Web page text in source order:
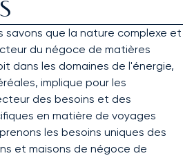
savons que la nature complexe et
du négoce de matières
dans les domaines de l'énergie,
implique pour les
des besoins et des
en matière de voyages
les besoins uniques des
et maisons de négoce de